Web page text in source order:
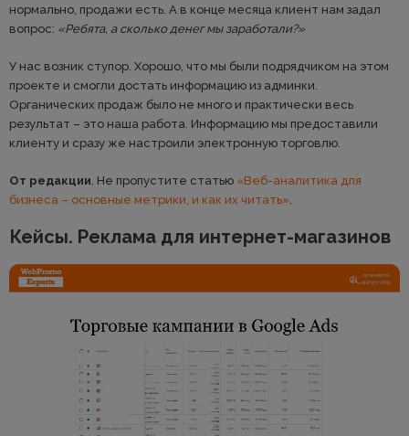
нормально, продажи есть. А в конце месяца клиент нам задал
вопрос: «Ребята, а сколько денег мы заработали?»
У нас возник ступор. Хорошо, что мы были подрядчиком на этом
проекте и смогли достать информацию из админки.
Органических продаж было не много и практически весь
результат – это наша работа. Информацию мы предоставили
клиенту и сразу же настроили электронную торговлю.
От редакции . Не пропустите статью «Веб-аналитика для
бизнеса – основные метрики, и как их читать»
Кейсы. Реклама для интернет-магазинов